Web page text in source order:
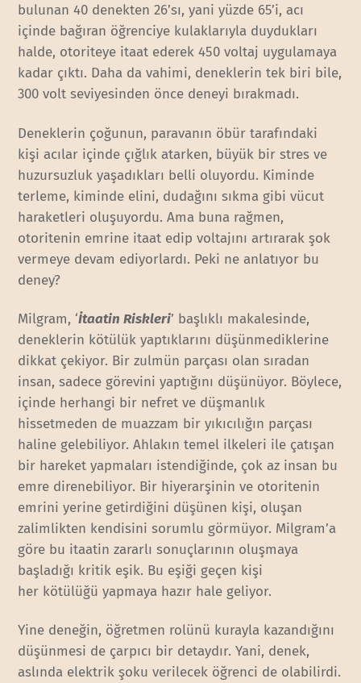
bulunan 40 denekten 26’sı, yani yüzde 65’i, acı
içinde bağıran öğrenciye kulaklarıyla duydukları
halde, otoriteye itaat ederek 450 voltaj uygulamaya
kadar çıktı. Daha da vahimi, deneklerin tek biri bile,
300 volt seviyesinden önce deneyi bırakmadı.
Deneklerin çoğunun, paravanın öbür tarafındaki
kişi acılar içinde çığlık atarken, büyük bir stres ve
huzursuzluk yaşadıkları belli oluyordu. Kiminde
terleme, kiminde elini, dudağını sıkma gibi vücut
haraketleri oluşuyordu. Ama buna rağmen,
otoritenin emrine itaat edip voltajını artırarak şok
vermeye devam ediyorlardı. Peki ne anlatıyor bu
deney?
Milgram, ‘İtaatin Riskleri’ başlıklı makalesinde,
deneklerin kötülük yaptıklarını düşünmediklerine
dikkat çekiyor. Bir zulmün parçası olan sıradan
insan, sadece görevini yaptığını düşünüyor. Böylece,
içinde herhangi bir nefret ve düşmanlık
hissetmeden de muazzam bir yıkıcılığın parçası
haline gelebiliyor. Ahlakın temel ilkeleri ile çatışan
bir hareket yapmaları istendiğinde, çok az insan bu
emre direnebiliyor. Bir hiyerarşinin ve otoritenin
emrini yerine getirdiğini düşünen kişi, oluşan
zalimlikten kendisini sorumlu görmüyor. Milgram’a
göre bu itaatin zararlı sonuçlarının oluşmaya
başladığı kritik eşik. Bu eşiği geçen kişi
her kötülüğü yapmaya hazır hale geliyor.
Yine deneğin, öğretmen rolünü kurayla kazandığını
düşünmesi de çarpıcı bir detaydır. Yani, denek,
aslında elektrik şoku verilecek öğrenci de olabilirdi.